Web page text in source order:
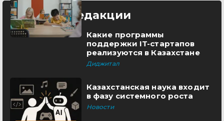
Выбор редакции
Какие программы
поддержки IT-стартапов
реализуются в Казахстане
Диджитал
Казахстанская наука входит
в фазу системного роста
Новости